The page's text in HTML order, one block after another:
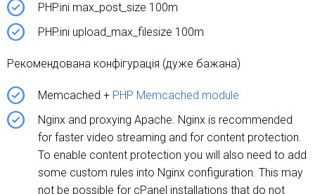
PHP.ini max_post_size 100m
PHP.ini upload_max_filesize 100m
Рекомендована конфігурація (дуже бажана)
Memcached + PHP Memcached module
Nginx and proxying Apache. Nginx is recommended
for faster video streaming and for content protection.
To enable content protection you will also need to add
some custom rules into Nginx configuration. This may
not be possible for cPanel installations that do not